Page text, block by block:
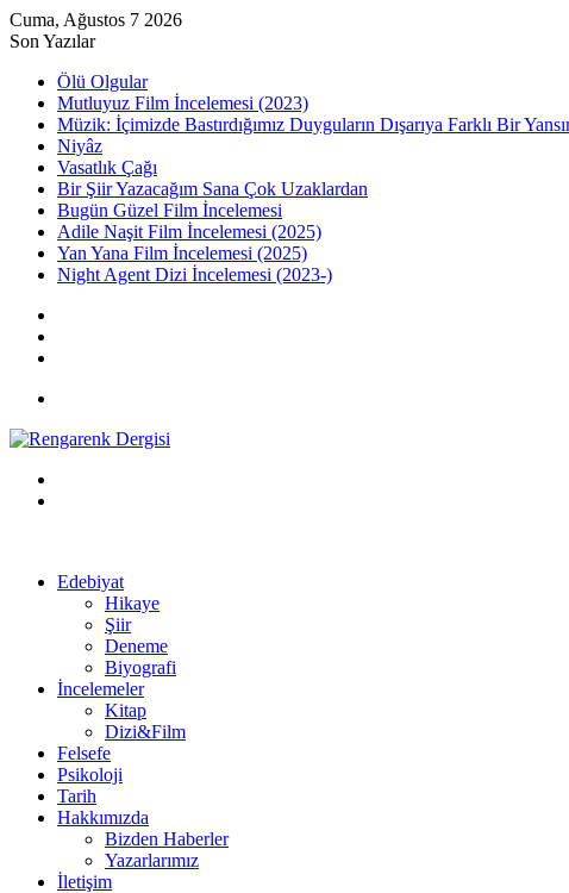
Cuma, Ağustos 7 2026
Son Yazılar
Ölü Olgular
Mutluyuz Film İncelemesi (2023)
Müzik: İçimizde Bastırdığımız Duyguların Dışarıya Farklı Bir
Niyâz
Vasatlık Çağı
Bir Şiir Yazacağım Sana Çok Uzaklardan
Bugün Güzel Film İncelemesi
Adile Naşit Film İncelemesi (2025)
Yan Yana Film İncelemesi (2025)
Night Agent Dizi İncelemesi (2023-)
Edebiyat
Hikaye
Şiir
Deneme
Biyografi
İncelemeler
Kitap
Dizi&Film
Felsefe
Psikoloji
Tarih
Hakkımızda
Bizden Haberler
Yazarlarımız
İletişim